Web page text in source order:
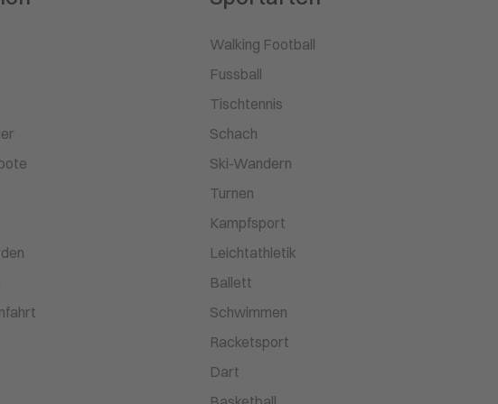
Walking Football
Fussball
Tischtennis
Schach
Ski-Wandern
Turnen
Kampfsport
Leichtathletik
Ballett
Schwimmen
Racketsport
Dart